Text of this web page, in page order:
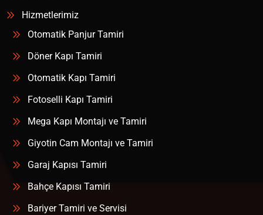
Hizmetlerimiz
Otomatik Panjur Tamiri
Döner Kapı Tamiri
Otomatik Kapı Tamiri
Fotoselli Kapı Tamiri
Mega Kapı Montajı ve Tamiri
Giyotin Cam Montajı ve Tamiri
Garaj Kapısı Tamiri
Bahçe Kapısı Tamiri
Bariyer Tamiri ve Servisi